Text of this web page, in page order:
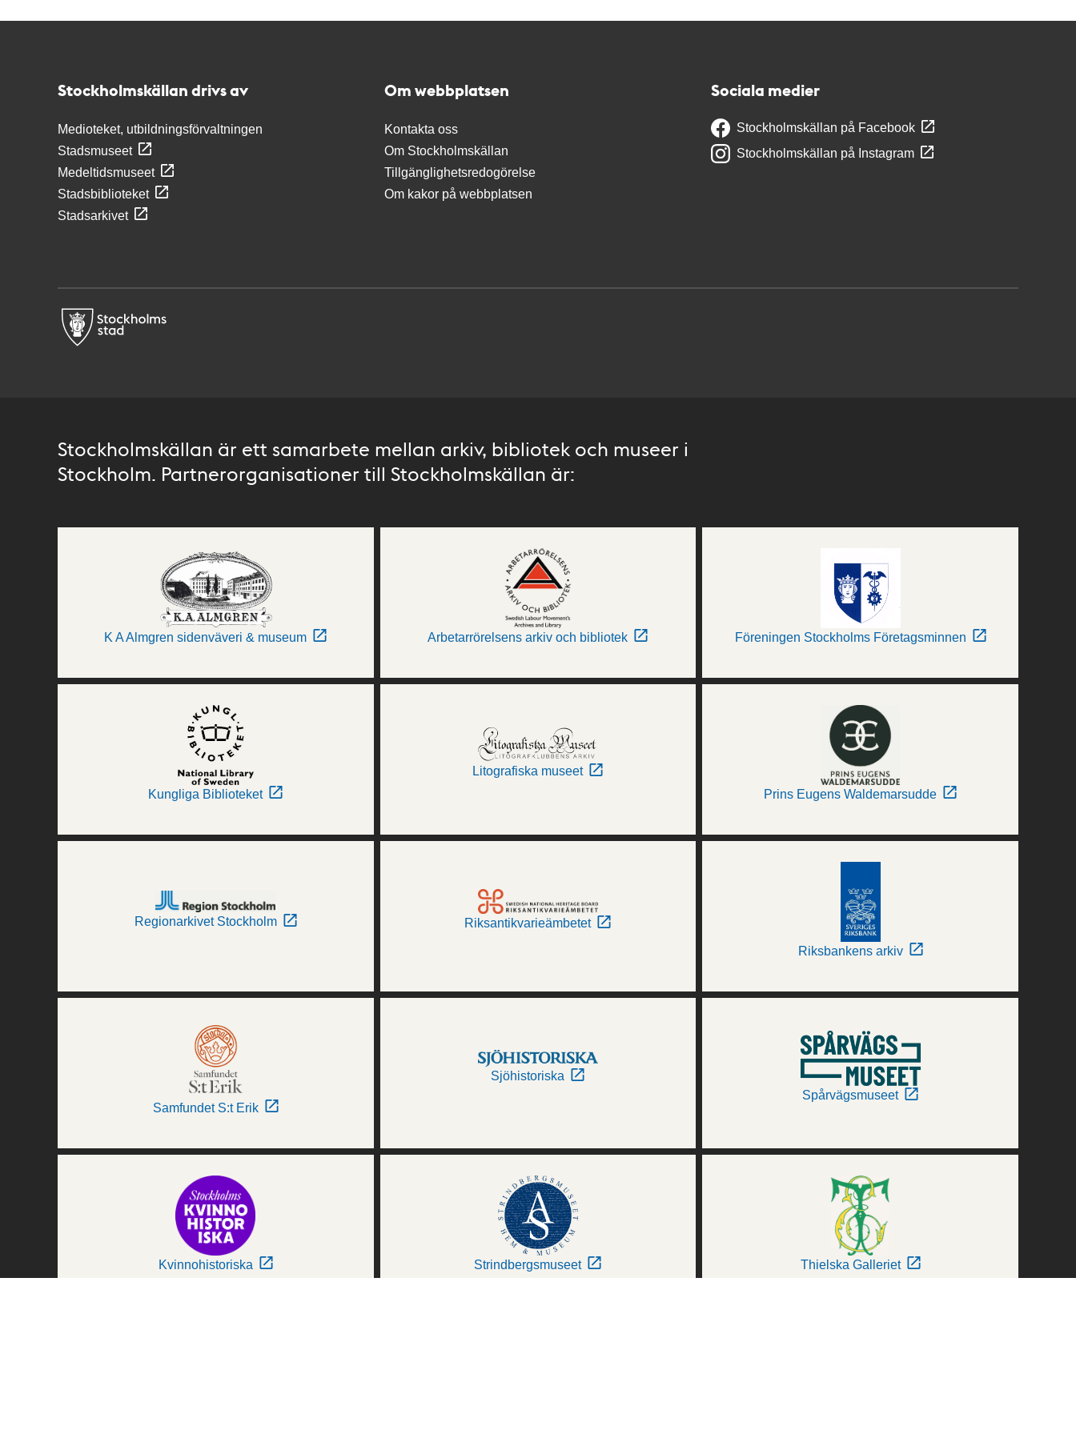
Stockholmskällan drivs av
Medioteket, utbildningsförvaltningen
Stadsmuseet
Medeltidsmuseet
Stadsbiblioteket
Stadsarkivet
Om webbplatsen
Kontakta oss
Om Stockholmskällan
Tillgänglighetsredogörelse
Om kakor på webbplatsen
Sociala medier
Stockholmskällan på Facebook
Stockholmskällan på Instagram
Stockholmskällan är ett samarbete mellan arkiv, bibliotek och museer i
Stockholm. Partnerorganisationer till Stockholmskällan är:
K A Almgren sidenväveri & museum Arbetarrörelsens arkiv och bibliotek Föreningen Stockholms Företagsminnen
Kungliga Biblioteket
Litografiska museet
Prins Eugens Waldemarsudde
Regionarkivet Stockholm Riksantikvarieämbetet
Riksbankens arkiv
Samfundet S:t Erik
Sjöhistoriska
Spårvägsmuseet
Kvinnohistoriska Strindbergsmuseet Thielska Galleriet